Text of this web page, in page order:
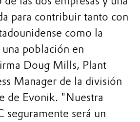
para contribuir tanto con
como la
población en
Doug Mills, Plant
Manager de la división
de Evonik. "Nuestra
seguramente será un